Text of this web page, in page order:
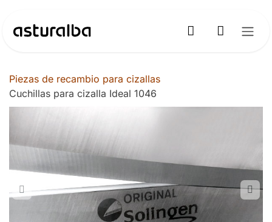
Piezas de recambio para cizallas
Cuchillas para cizalla Ideal 1046